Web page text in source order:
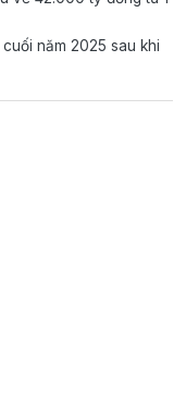
năm 2025 sau khi